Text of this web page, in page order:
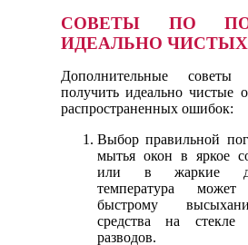
СОВЕТЫ ПО
ИДЕАЛЬНО
Дополнительные
получить идеально чистые
распространенных ошибок:
Выбор правильной
мытья окон в яркое
или в жаркие
температура
быстрому
средства на
разводов.